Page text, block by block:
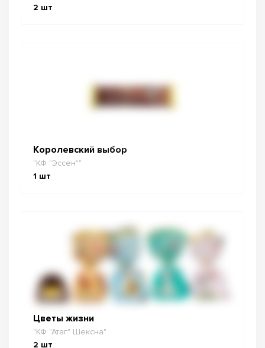
2 шт
Королевский выбор
"КФ "Эссен""
1 шт
Цветы жизни
"КФ "Атаг" Шексна"
2 шт